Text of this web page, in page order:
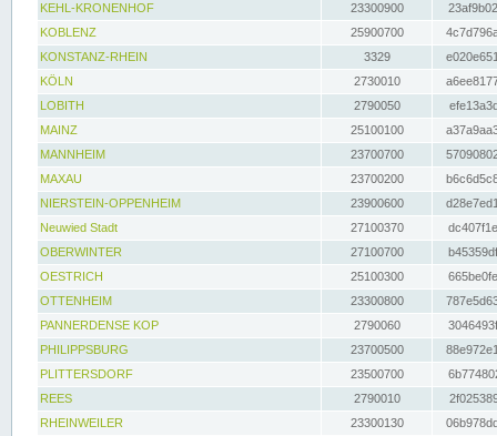
KEHL-KRONENHOF
23300900
KOBLENZ
25900700
KONSTANZ-RHEIN
3329
KÖLN
2730010
LOBITH
2790050
MAINZ
25100100
MANNHEIM
23700700
MAXAU
23700200
NIERSTEIN-OPPENHEIM
23900600
Neuwied Stadt
27100370
OBERWINTER
27100700
OESTRICH
25100300
OTTENHEIM
23300800
PANNERDENSE KOP
2790060
PHILIPPSBURG
23700500
PLITTERSDORF
23500700
REES
2790010
RHEINWEILER
23300130